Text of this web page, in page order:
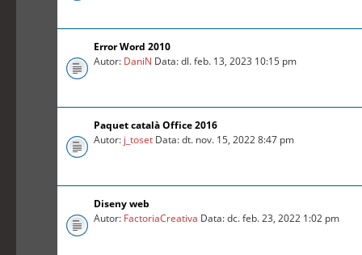
Error Word 2010
Autor: DaniN Data: dl. feb. 13, 2023 10:15 pm
Paquet català Office 2016
Autor: j_toset Data: dt. nov. 15, 2022 8:47 pm
Diseny web
Autor: FactoriaCreativa Data: dc. feb. 23, 2022 1:02 pm